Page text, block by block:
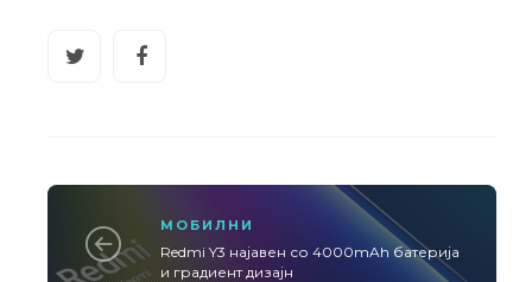
МОБИЛНИ
Redmi Y3 најавен со 4000mAh батерија
и градиент дизајн